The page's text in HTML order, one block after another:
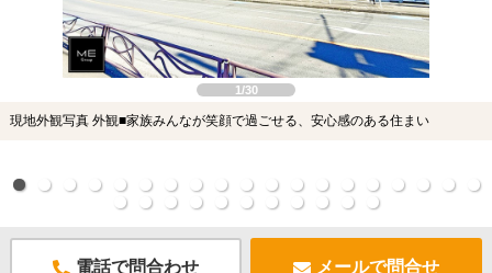
1/30
現地外観写真 外観■家族みんなが笑顔で過ごせる、安心感のある住まい
電話で問合わせ メールで問合せ